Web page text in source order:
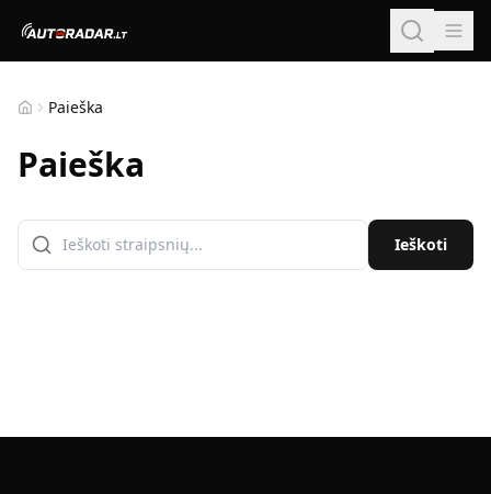
Pagrindinis
Paieška
Paieška
Ieškoti